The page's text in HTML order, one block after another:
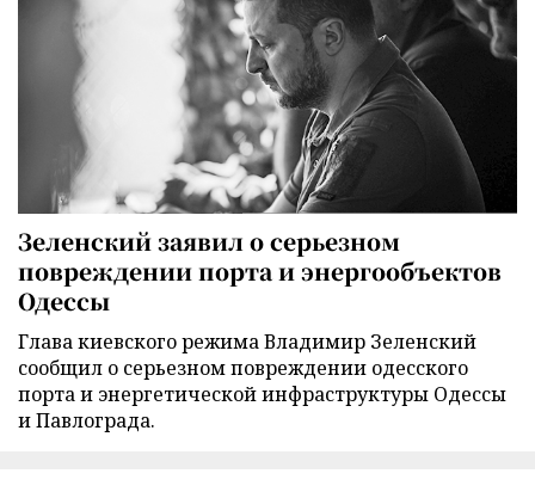
Зеленский заявил о серьезном
повреждении порта и энергообъектов
Одессы
Глава киевского режима Владимир Зеленский
сообщил о серьезном повреждении одесского
порта и энергетической инфраструктуры Одессы
и Павлограда.